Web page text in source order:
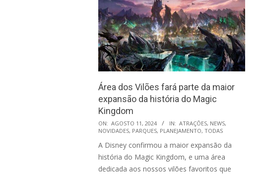
Área dos Vilões fará parte da maior
expansão da história do Magic
Kingdom
2024-
08-
11
ON: AGOSTO 11, 2024 IN: ATRAÇÕES, NEWS,
NOVIDADES, PARQUES, PLANEJAMENTO, TODAS
A Disney confirmou a maior expansão da
história do Magic Kingdom, e uma área
dedicada aos nossos vilões favoritos que